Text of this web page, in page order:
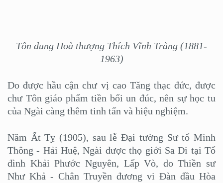
Tôn dung Hoà thượng Thích Vĩnh Tràng (1881-
1963)
Do được hầu cận chư vị cao Tăng thạc đức, được
chư Tôn giáo phẩm tiền bối un đúc, nên sự học tu
của Ngài càng thêm tinh tấn và hiệu nghiệm.
Năm Ất Tỵ (1905), sau lễ Đại tường Sư tổ Minh
Thông - Hải Huệ, Ngài được thọ giới Sa Di tại Tổ
đình Khải Phước Nguyên, Lấp Vò, do Thiền sư
Như Khả - Chân Truyền đương vi Đàn đầu Hòa